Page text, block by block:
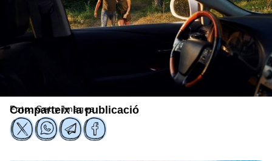
Foto: Getty Images
Comparteix la publicació